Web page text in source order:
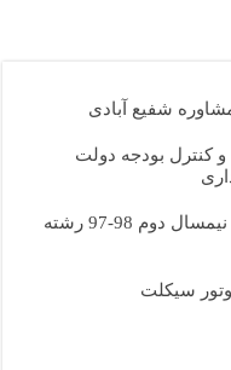
و کنترل بودجه دولت
دانلود رایگان نمونه سوال آیات الاحکام نیمسال دوم 98-97 رشته
سیکلت